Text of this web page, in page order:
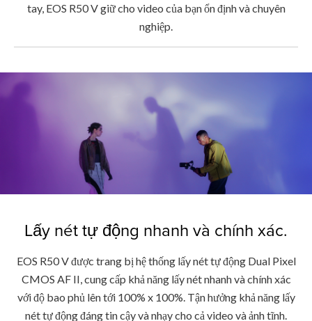
tay, EOS R50 V giữ cho video của bạn ổn định và chuyên
nghiệp.
Lấy nét tự động nhanh và chính xác.
EOS R50 V được trang bị hệ thống lấy nét tự động Dual Pixel
CMOS AF II, cung cấp khả năng lấy nét nhanh và chính xác
với độ bao phủ lên tới 100% x 100%. Tận hưởng khả năng lấy
nét tự động đáng tin cậy và nhạy cho cả video và ảnh tĩnh.